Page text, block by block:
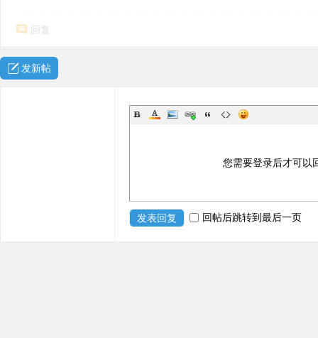
回复
发新帖
您需要登录后才可以
发表回复 回帖后跳转到最后一页